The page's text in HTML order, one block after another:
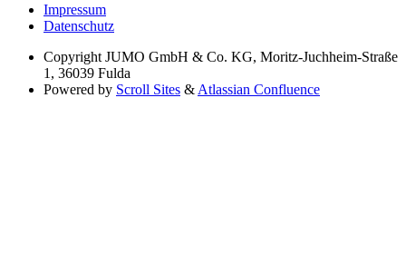
Impressum
Datenschutz
Copyright JUMO GmbH & Co. KG, Moritz-Juchheim-Straße
1, 36039 Fulda
Powered by Scroll Sites & Atlassian Confluence